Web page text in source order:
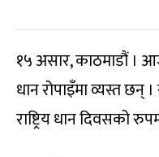
१५ असार, काठमाडौं ।
धान रोपाइँमा व्यस्त छन्
राष्ट्रिय धान दिवसको